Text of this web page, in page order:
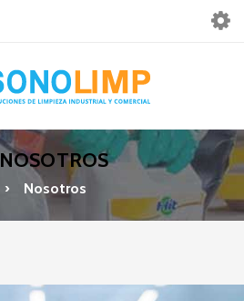
NOSOTROS
› Nosotros